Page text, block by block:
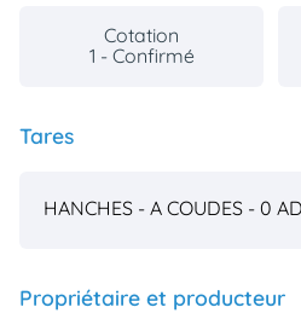
Cotation
1 - Confirmé
Tares
HANCHES - A COUDES - 0
Propriétaire et producteur